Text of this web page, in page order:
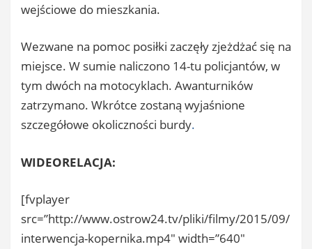
wejściowe do mieszkania.
Wezwane na pomoc posiłki zaczęły zjeżdżać się na
miejsce. W sumie naliczono 14-tu policjantów, w
tym dwóch na motocyklach. Awanturników
zatrzymano. Wkrótce zostaną wyjaśnione
szczegółowe okoliczności burdy.
WIDEORELACJA:
[fvplayer
src=”http://www.ostrow24.tv/pliki/filmy/2015/09/
interwencja-kopernika.mp4″ width=”640″